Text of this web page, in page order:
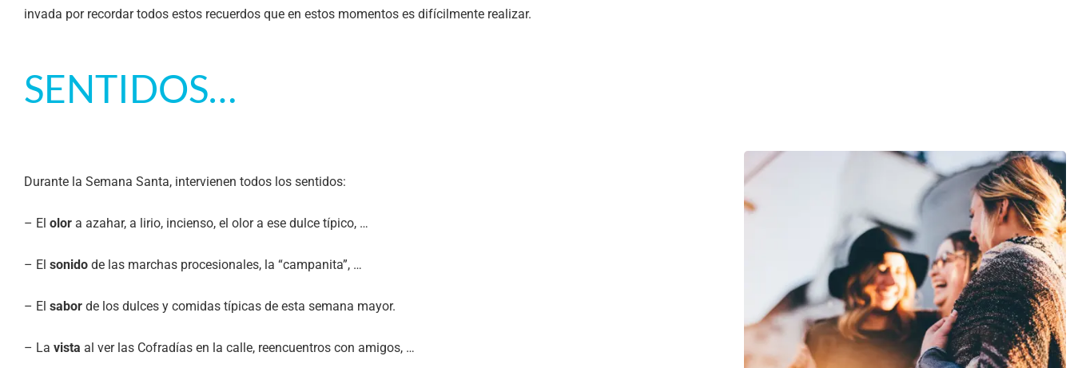
invada por recordar todos estos recuerdos que en estos momentos es difícilmente realizar.
SENTIDOS…
Durante la Semana Santa, intervienen todos los sentidos:
– El olor a azahar, a lirio, incienso, el olor a ese dulce típico, …
– El sonido de las marchas procesionales, la “campanita”, …
– El sabor de los dulces y comidas típicas de esta semana mayor.
– La vista al ver las Cofradías en la calle, reencuentros con amigos, …